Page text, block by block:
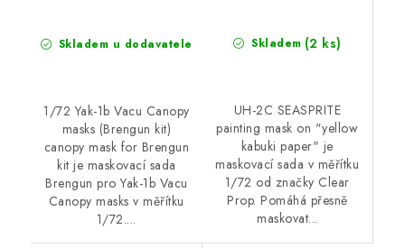
Skladem u dodavatele
1/72 Yak-1b Vacu Canopy
masks (Brengun kit)
canopy mask for Brengun
kit je maskovací sada
Brengun pro Yak-1b Vacu
Canopy masks v měřítku
1/72....
Skladem (2 ks)
UH-2C SEASPRITE
painting mask on "yellow
kabuki paper" je
maskovací sada v měřítku
1/72 od značky Clear
Prop. Pomáhá přesně
maskovat...